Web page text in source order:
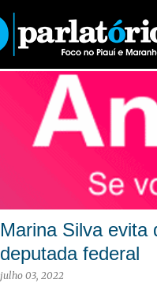
O Parlatório | Foco no Piauí e Maranhão
Marina Silva evita
deputada federal
julho 03, 2022